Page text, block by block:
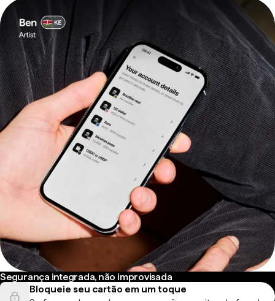
Segurança integrada, não improvisada
Bloqueie seu cartão em um toque